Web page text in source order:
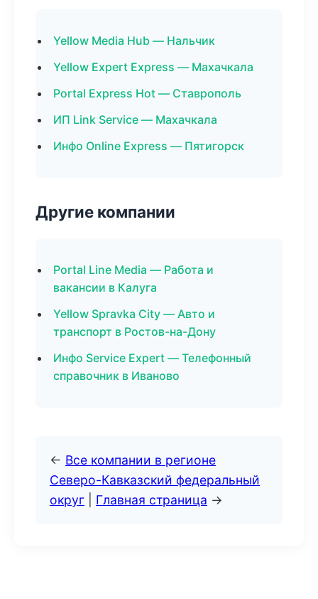
Yellow Media Hub — Нальчик
Yellow Expert Express — Махачкала
Portal Express Hot — Ставрополь
ИП Link Service — Махачкала
Инфо Online Express — Пятигорск
Другие компании
Portal Line Media — Работа и
вакансии в Калуга
Yellow Spravka City — Авто и
транспорт в Ростов-на-Дону
Инфо Service Expert — Телефонный
справочник в Иваново
← Все компании в регионе
Северо-Кавказский федеральный
округ
Главная страница →